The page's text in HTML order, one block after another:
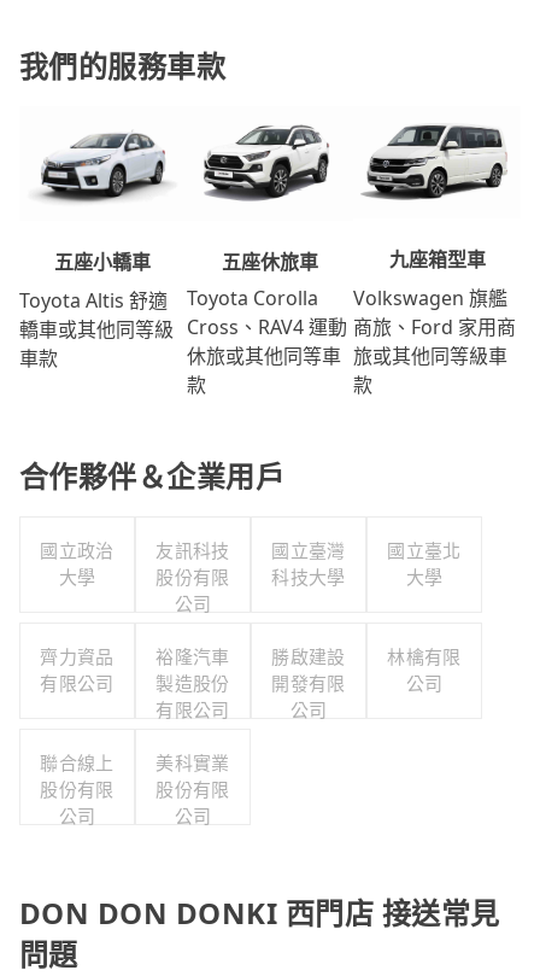
我們的服務車款
五座小轎車
Toyota Altis 舒適
轎車或其他同等級
車款
五座休旅車
Toyota Corolla
Cross、RAV4 運動
休旅或其他同等車
款
九座箱型車
Volkswagen 旗艦
商旅、Ford 家用商
旅或其他同等級車
款
合作夥伴＆企業用戶
國立政治
大學
友訊科技
股份有限
公司
國立臺灣
科技大學
國立臺北
大學
齊力資品
有限公司
裕隆汽車
製造股份
有限公司
勝啟建設
開發有限
公司
林檎有限
公司
聯合線上
股份有限
公司
美科實業
股份有限
公司
DON DON DONKI 西門店 接送常見
問題